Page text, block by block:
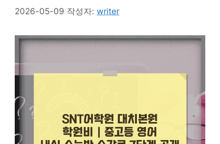
2026-05-09 작성자: writer